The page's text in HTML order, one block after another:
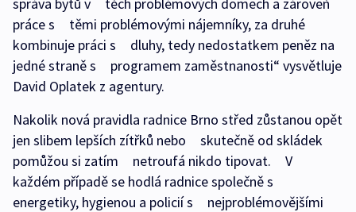
práce s těmi problémovými nájemníky, za druhé
kombinuje práci s dluhy, tedy nedostatkem peněz na
jedné straně s programem zaměstnanosti“ vysvětluje
David Oplatek z agentury.
Nakolik nová pravidla radnice Brno střed zůstanou opět
jen slibem lepších zítřků nebo skutečně od skládek
pomůžou si zatím netroufá nikdo tipovat. V
každém případě se hodlá radnice společně s
energetiky, hygienou a policií s nejproblémovějšími